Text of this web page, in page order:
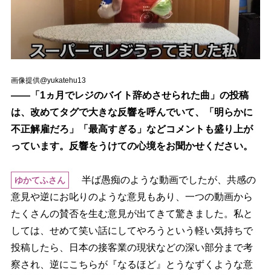
画像提供@yukatehu13
――「1ヵ月でレジのバイト辞めさせられた曲」の投稿
は、改めてタグで大きな反響を呼んでいて、「明らかに
不正解雇だろ」「最高すぎる」などコメントも盛り上が
っています。反響をうけての心境をお聞かせください。
ゆかてふさん
半ば愚痴のような動画でしたが、共感の
意見や逆にお叱りのような意見もあり、一つの動画から
たくさんの賛否を生む意見が出てきて驚きました。私と
しては、せめて笑い話にしてやろうという軽い気持ちで
投稿したら、日本の接客業の現状などの深い部分まで考
察され、逆にこちらが『なるほど』とうなずくような意